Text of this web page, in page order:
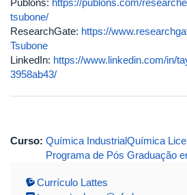
tsubone/
ResearchGate: https://
Tsubone
LinkedIn: https://www.linkedin.com/in/
3958ab43/
Curso: Química IndustrialQuímica
Programa de Pós Graduação
Currículo Lattes